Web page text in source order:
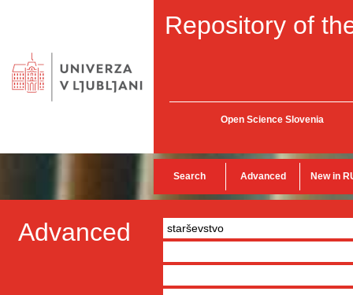
Repository of
Open Science Slovenia
Search Advanced New in
Advanced